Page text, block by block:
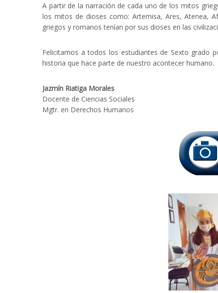
A partir de la narración de cada uno de los mitos
los mitos de dioses como: Artemisa, Ares, Atenea,
griegos y romanos tenían por sus dioses en las
Felicitamos a todos los estudiantes de Sexto grado
historia que hace parte de nuestro acontecer humano.
Jazmín Riatiga Morales
Docente de Ciencias Sociales
Mgtr. en Derechos Humanos